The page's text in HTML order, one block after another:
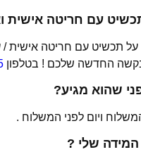
עם חריטה אישית
תכשיט עם חריטה אישית /
החדשה שלכם ! בטלפון
שהוא מגיע?
ויום לפני המשלוח .
שלי ?